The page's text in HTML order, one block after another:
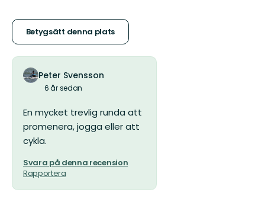
stjärnor
Betygsätt denna plats
Peter Svensson
6 år sedan
En mycket trevlig runda att
promenera, jogga eller att
cykla.
Svara på denna recension
Rapportera